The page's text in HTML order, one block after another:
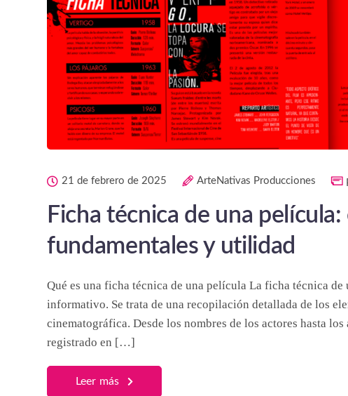
21 de febrero de 2025 ArteNativas Producciones
Ficha técnica de una
fundamentales y utilidad
Qué es una ficha técnica de una película La ficha técnica
informativo. Se trata de una recopilación detallada de los
cinematográfica. Desde los nombres de los actores hasta
registrado en […]
Leer más